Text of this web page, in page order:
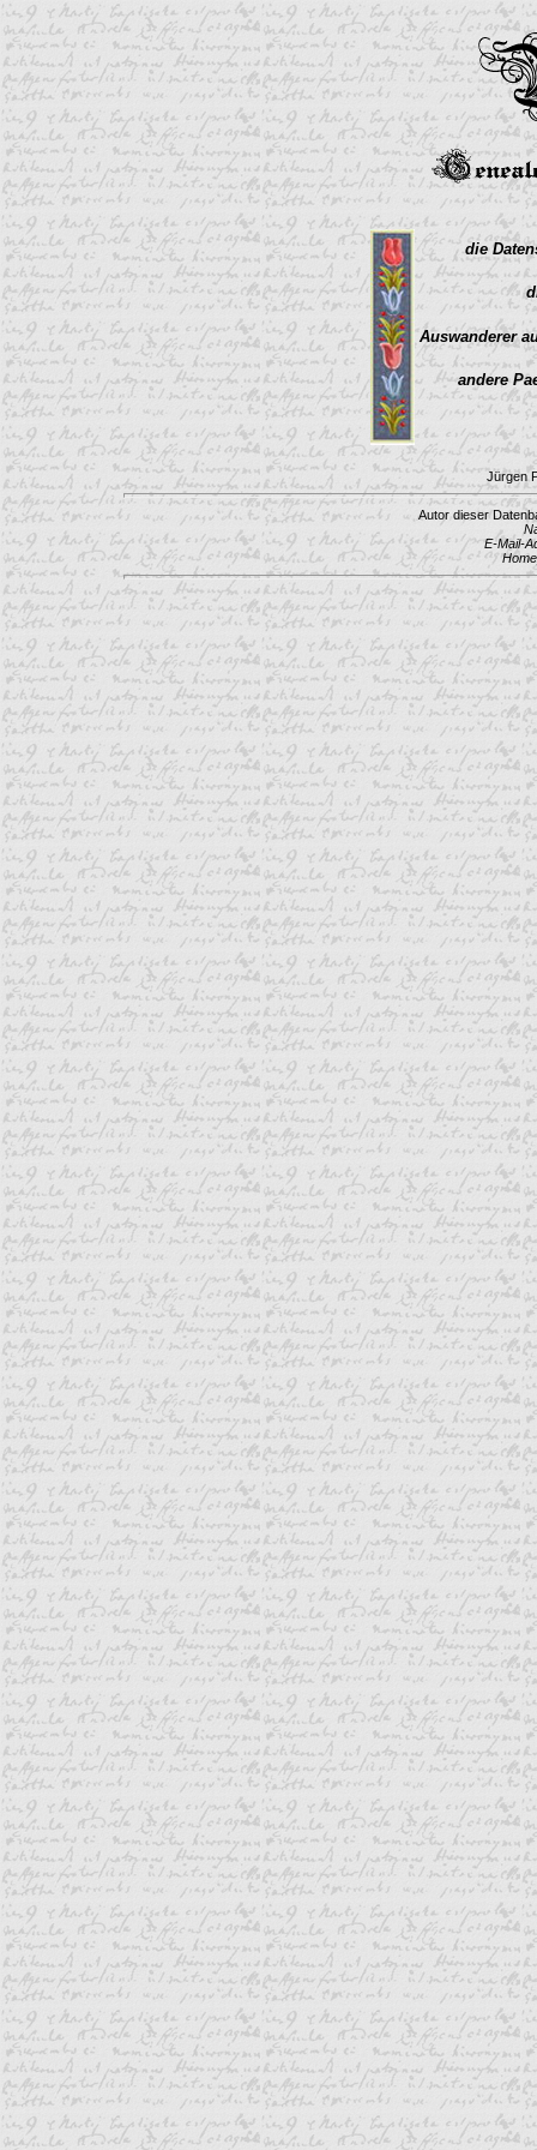
die
Auswanderer
andere
Jürgen
Autor dieser
E-Mail-